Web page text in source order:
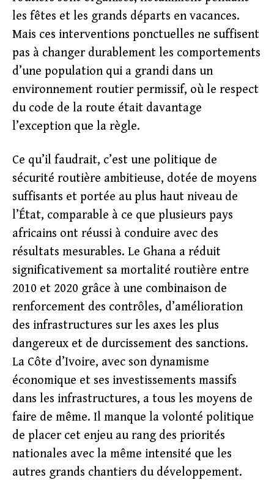
les fêtes et les grands départs en vacances.
Mais ces interventions ponctuelles ne suffisent
pas à changer durablement les comportements
d’une population qui a grandi dans un
environnement routier permissif, où le respect
du code de la route était davantage
l’exception que la règle.
Ce qu’il faudrait, c’est une politique de
sécurité routière ambitieuse, dotée de moyens
suffisants et portée au plus haut niveau de
l’État, comparable à ce que plusieurs pays
africains ont réussi à conduire avec des
résultats mesurables. Le Ghana a réduit
significativement sa mortalité routière entre
2010 et 2020 grâce à une combinaison de
renforcement des contrôles, d’amélioration
des infrastructures sur les axes les plus
dangereux et de durcissement des sanctions.
La Côte d’Ivoire, avec son dynamisme
économique et ses investissements massifs
dans les infrastructures, a tous les moyens de
faire de même. Il manque la volonté politique
de placer cet enjeu au rang des priorités
nationales avec la même intensité que les
autres grands chantiers du développement.